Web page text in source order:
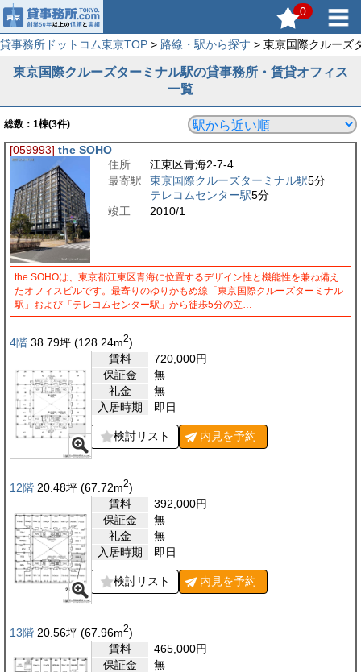
0
貸事務所ドットコム東京TOP > 路線・駅から探す > 東京国際クルーズ
東京国際クルーズターミナル駅の貸事務所・賃貸オフィス
一覧
総数： 1棟(3件)
[059993] the SOHO
住所
江東区青海2-7-4
最寄駅
東京国際クルーズターミナル駅5分
テレコムセンター駅5分
竣工
2010/1
the SOHOは、東京都江東区青海に位置するデザイン性と機能性を兼ね備え
たオフィスビルです。最寄りのゆりかもめ線「東京国際クルーズターミナル
駅」および「テレコムセンター駅」から徒歩5分の立…
4階 38.79坪 (128.24m2)
賃料
720,000円
保証金
無
礼金
無
入居時期
即日
検討リスト 内見を予約
12階 20.48坪 (67.72m2)
賃料
392,000円
保証金
無
礼金
無
入居時期
即日
検討リスト 内見を予約
13階 20.56坪 (67.96m2)
賃料
465,000円
保証金
無